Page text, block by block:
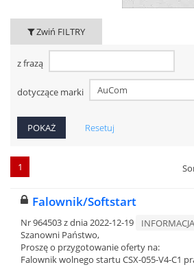
Zwiń FILTRY
z frazą
dotyczące marki
Resetuj
1
Falownik/Softstart
Nr 964503 z dnia 2022-12-19
Szanowni Państwo,
Proszę o przygotowanie oferty na:
Falownik wolnego startu CSX-055-V4-C1